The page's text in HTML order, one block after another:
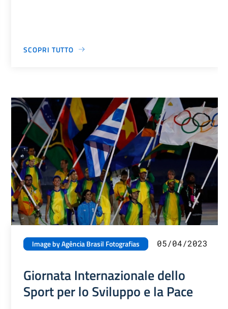
SCOPRI TUTTO
Image by Agência Brasil Fotografias 05/04/2023
Giornata Internazionale dello
Sport per lo Sviluppo e la Pace